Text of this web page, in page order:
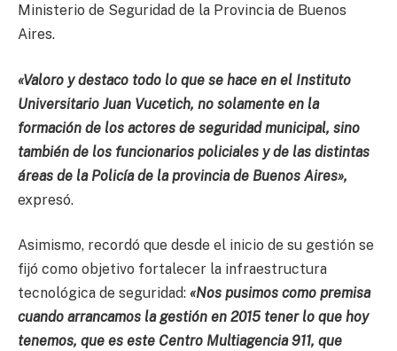
Ministerio de Seguridad de la Provincia de Buenos
Aires.
«Valoro y destaco todo lo que se hace en el Instituto
Universitario Juan Vucetich, no solamente en la
formación de los actores de seguridad municipal, sino
también de los funcionarios policiales y de las distintas
áreas de la Policía de la provincia de Buenos Aires»,
expresó.
Asimismo, recordó que desde el inicio de su gestión se
fijó como objetivo fortalecer la infraestructura
tecnológica de seguridad: «Nos pusimos como premisa
cuando arrancamos la gestión en 2015 tener lo que hoy
tenemos, que es este Centro Multiagencia 911, que